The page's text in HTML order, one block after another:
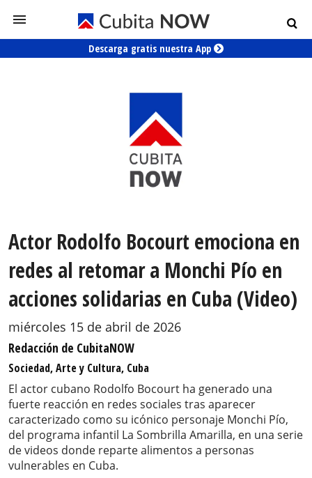
Descarga gratis nuestra App
Actor Rodolfo Bocourt emociona en
redes al retomar a Monchi Pío en
acciones solidarias en Cuba (Video)
miércoles 15 de abril de 2026
Redacción de CubitaNOW
Sociedad, Arte y Cultura, Cuba
El actor cubano Rodolfo Bocourt ha generado una
fuerte reacción en redes sociales tras aparecer
caracterizado como su icónico personaje Monchi Pío,
del programa infantil La Sombrilla Amarilla, en una serie
de videos donde reparte alimentos a personas
vulnerables en Cuba.